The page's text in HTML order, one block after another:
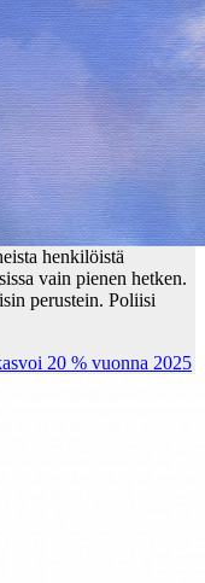
henkilöistä
vain pienen hetken.
perustein. Poliisi
20 % vuonna 2025